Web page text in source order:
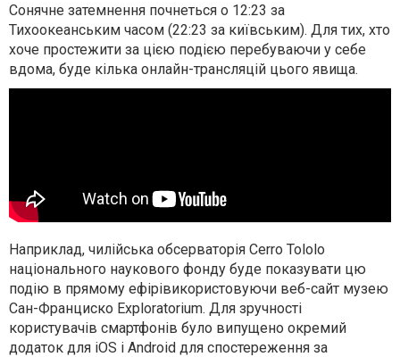
Сонячне затемнення почнеться о 12:23 за
Тихоокеанським часом (22:23 за київським). Для тих, хто
хоче простежити за цією подією перебуваючи у себе
вдома, буде кілька онлайн-трансляцій цього явища.
Наприклад, чилійська обсерваторія Cerro Tololo
національного наукового фонду буде показувати цю
подію в прямому ефірівикористовуючи веб-сайт музею
Сан-Франциско Exploratorium. Для зручності
користувачів смартфонів було випущено окремий
додаток для iOS і Android для спостереження за